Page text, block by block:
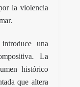
la violencia
una
La
histórico
que altera